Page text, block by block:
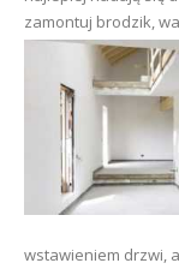
zamontuj brodzik,
wstawieniem drzwi,